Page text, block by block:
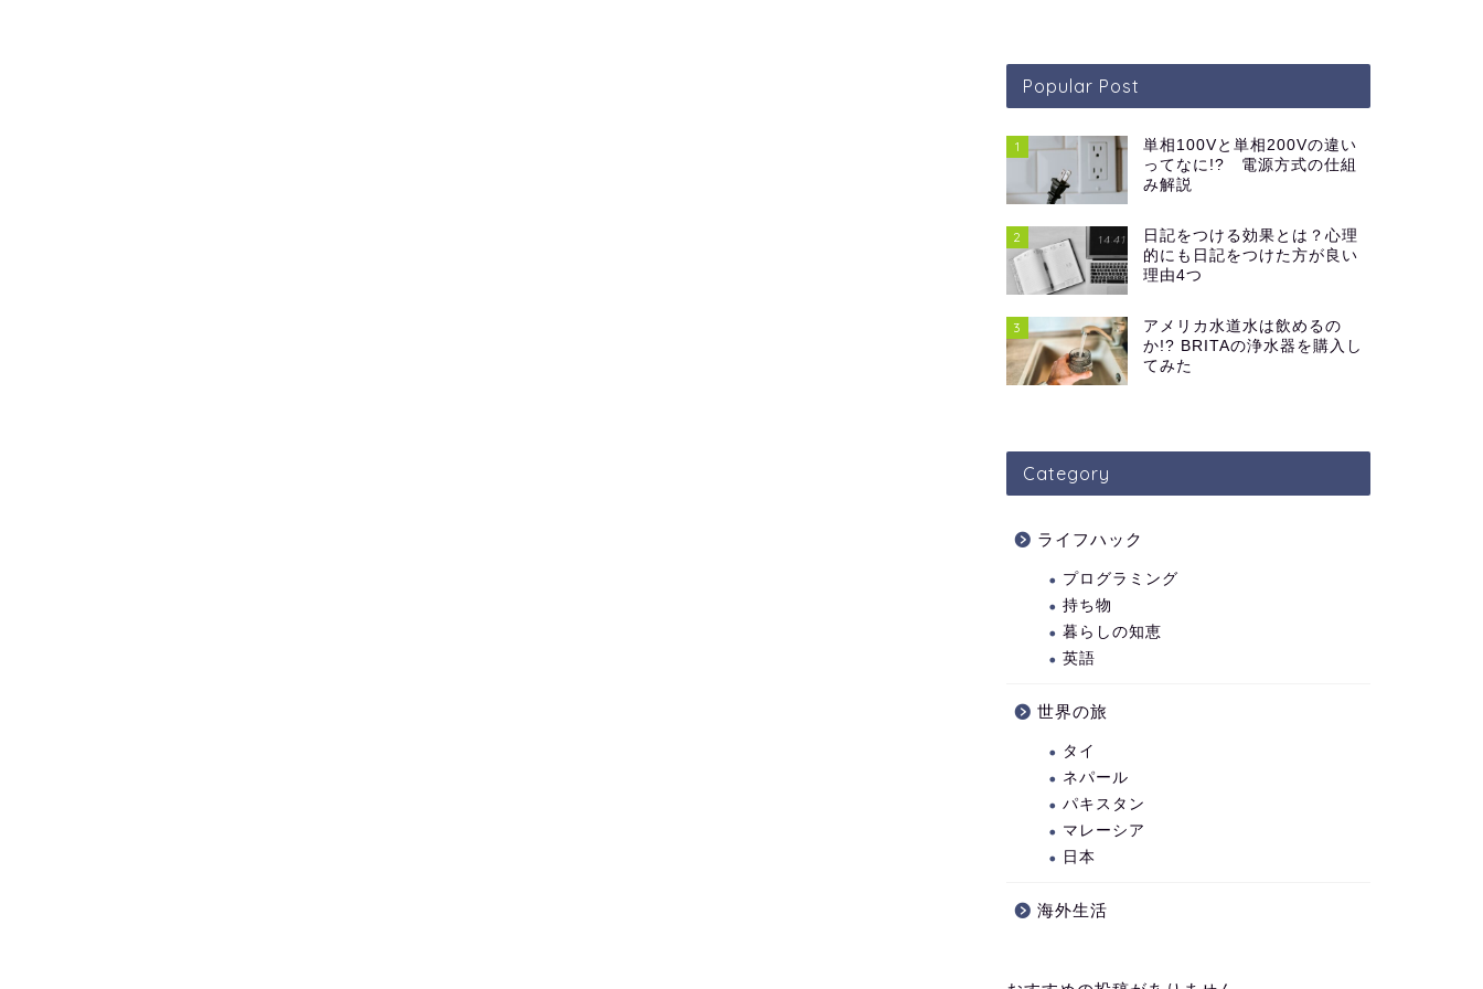
Popular Post
1
単相100Vと単相200Vの違い
ってなに!? 電源方式の仕組
み解説
2
日記をつける効果とは？心理
的にも日記をつけた方が良い
理由4つ
3
アメリカ水道水は飲めるの
か!? BRITAの浄水器を購入し
てみた
Category
ライフハック
プログラミング
持ち物
暮らしの知恵
英語
世界の旅
タイ
ネパール
パキスタン
マレーシア
日本
海外生活